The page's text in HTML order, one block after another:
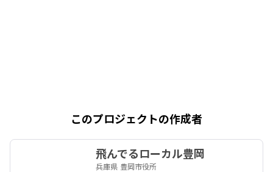
このプロジェクトの作成者
飛んでるローカル豊岡
兵庫県 豊岡市役所